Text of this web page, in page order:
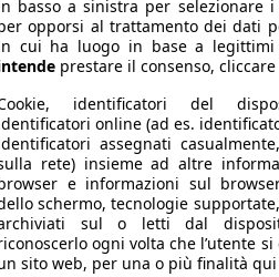
basso a sinistra per selezionare
opporsi al trattamento dei dati
cui ha luogo in base a legittimi
prestare il consenso, cliccare
identificatori del
online (ad es.
assegnati
rete) insieme ad altre
e informazioni sul
schermo, tecnologie
sul o letti dal
ogni volta che l’utente si
sito web, per una o più finalità
da 2.480cc con
la miscela aria-
vettura inoltre monta un
(Torque Splitter). A
nella velocità massima